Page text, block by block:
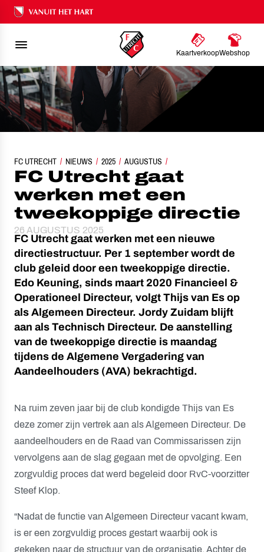
Ons nalatenschap
KaartverkoopWebshop
FC UTRECHT NIEUWS 2025 AUGUSTUS
FC UTRECHT GAAT WERKEN MET EEN TWEEKOPPIGE
FC Utrecht gaat
werken met een
tweekoppige directie
26 AUGUSTUS 2025
FC Utrecht gaat werken met een nieuwe
directiestructuur. Per 1 september wordt de
club geleid door een tweekoppige directie.
Edo Keuning, sinds maart 2020 Financieel &
Operationeel Directeur, volgt Thijs van Es op
als Algemeen Directeur. Jordy Zuidam blijft
aan als Technisch Directeur. De aanstelling
van de tweekoppige directie is maandag
tijdens de Algemene Vergadering van
Aandeelhouders (AVA) bekrachtigd.
Na ruim zeven jaar bij de club kondigde Thijs van Es
deze zomer zijn vertrek aan als Algemeen Directeur. De
aandeelhouders en de Raad van Commissarissen zijn
vervolgens aan de slag gegaan met de opvolging. Een
zorgvuldig proces dat werd begeleid door RvC-voorzitter
Steef Klop.
“Nadat de functie van Algemeen Directeur vacant kwam,
is er een zorgvuldig proces gestart waarbij ook is
gekeken naar de structuur van de organisatie. Achter de